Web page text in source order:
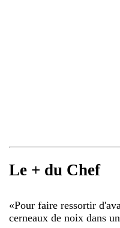
Le + du Chef
«Pour faire ressortir
cerneaux de noix dans